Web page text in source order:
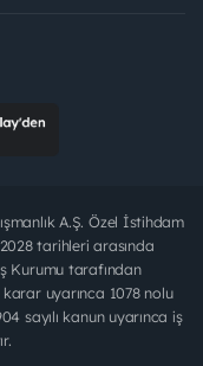
A.Ş. Özel İstihdam
tarihleri arasında
Kurumu tarafından
uyarınca 1078 nolu
sayılı kanun uyarınca iş